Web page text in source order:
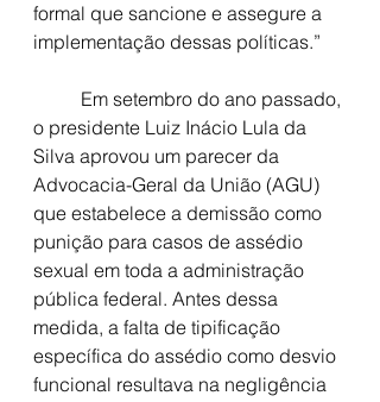
formal que sancione e assegure a
implementação dessas políticas.”
o presidente Luiz Inácio Lula da
Silva aprovou um parecer da
Advocacia-Geral da União (AGU)
que estabelece a demissão como
punição para casos de assédio
sexual em toda a administração
pública federal. Antes dessa
medida, a falta de tipificação
específica do assédio como desvio
funcional resultava na negligência